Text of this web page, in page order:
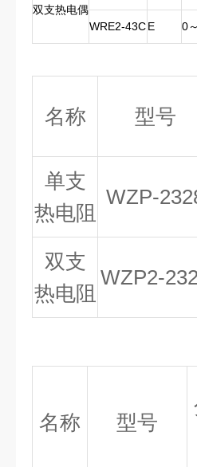
双支热电偶
WRE2-43CE 0
名称 型号
单支
热电阻
WZP-
双支
热电阻
WZP2-
名称 型号